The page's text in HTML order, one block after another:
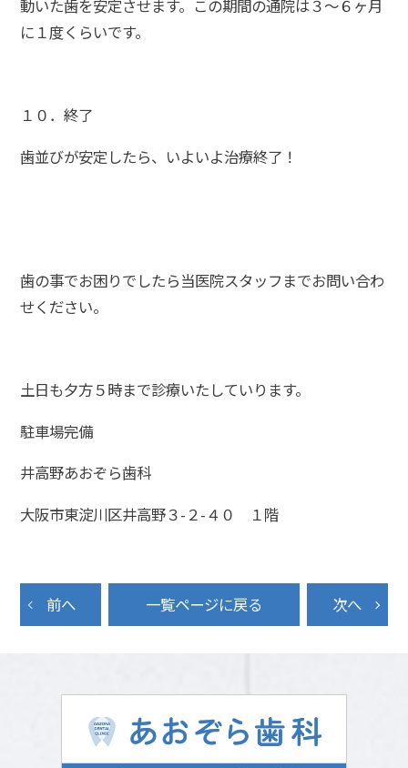
動いた歯を安定させます。この期間の通院は３～６ヶ月
に１度くらいです。
１０．終了
歯並びが安定したら、いよいよ治療終了！
歯の事でお困りでしたら当医院スタッフまでお問い合わ
せください。
土日も夕方５時まで診療いたしていります。
駐車場完備
井高野あおぞら歯科
大阪市東淀川区井高野３-２-４０ １階
前へ 一覧ページに戻る 次へ